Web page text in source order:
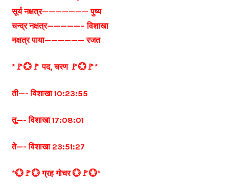
सूर्य नक्षत्र——————— पुष्य
चन्द्र नक्षत्र—————– विशाखा
नक्षत्र पाया—————— रजत
*🚩💮🚩 पद, चरण 🚩💮🚩*
ती—- विशाखा 10:23:55
तू—- विशाखा 17:08:01
ते—- विशाखा 23:51:27
*💮🚩💮 ग्रह गोचर 💮🚩💮*